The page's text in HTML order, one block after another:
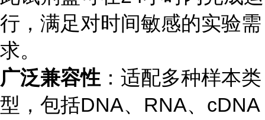
行，满足对时间敏感的实验需
求。
广泛兼容性 ：适配多种样本类
型，包括DNA、RNA、cDNA